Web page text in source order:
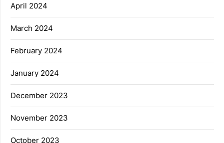
April 2024
March 2024
February 2024
January 2024
December 2023
November 2023
October 2023